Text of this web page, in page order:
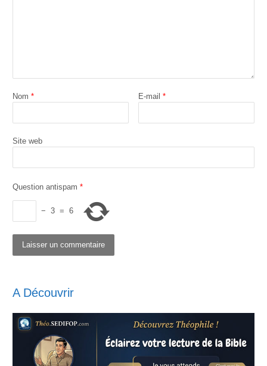
Nom * E-mail*
Site web
Question antispam *
− 3 = 6
A Découvrir